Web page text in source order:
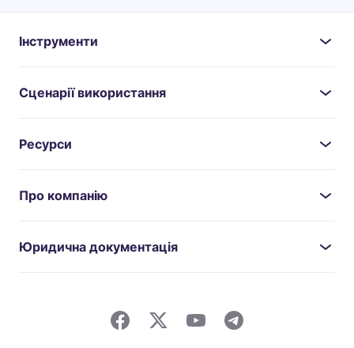
Інструменти
Сценарії використання
Ресурси
Про компанію
Юридична документація